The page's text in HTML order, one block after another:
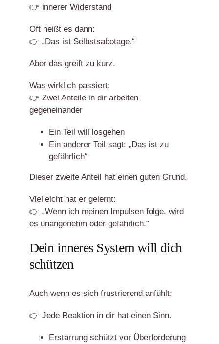
👉 innerer Widerstand
Oft heißt es dann:
👉 „Das ist Selbstsabotage.“
Aber das greift zu kurz.
Was wirklich passiert:
👉 Zwei Anteile in dir arbeiten
gegeneinander
Ein Teil will losgehen
Ein anderer Teil sagt: „Das ist zu
gefährlich“
Dieser zweite Anteil hat einen guten Grund.
Vielleicht hat er gelernt:
👉 „Wenn ich meinen Impulsen folge, wird
es unangenehm oder gefährlich.“
Dein inneres System will dich
schützen
Auch wenn es sich frustrierend anfühlt:
👉 Jede Reaktion in dir hat einen Sinn.
Erstarrung schützt vor Überforderung